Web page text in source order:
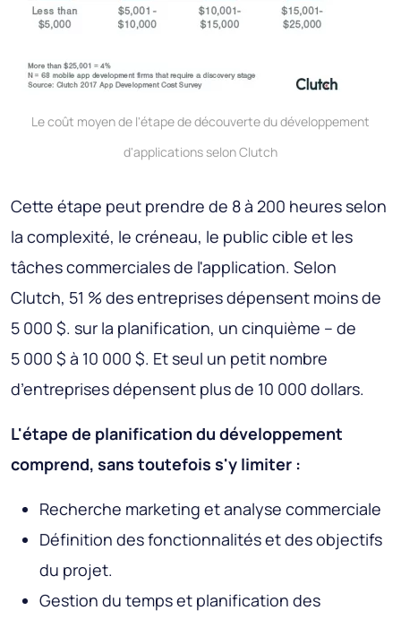
Le coût moyen de l'étape de découverte du développement
d'applications selon Clutch
Cette étape peut prendre de 8 à 200 heures selon
la complexité, le créneau, le public cible et les
tâches commerciales de l'application. Selon
Clutch, 51 % des entreprises dépensent moins de
5 000 $. sur la planification, un cinquième – de
5 000 $ à 10 000 $. Et seul un petit nombre
d’entreprises dépensent plus de 10 000 dollars.
L'étape de planification du développement
comprend, sans toutefois s'y limiter :
Recherche marketing et analyse commerciale
Définition des fonctionnalités et des objectifs
du projet.
Gestion du temps et planification des